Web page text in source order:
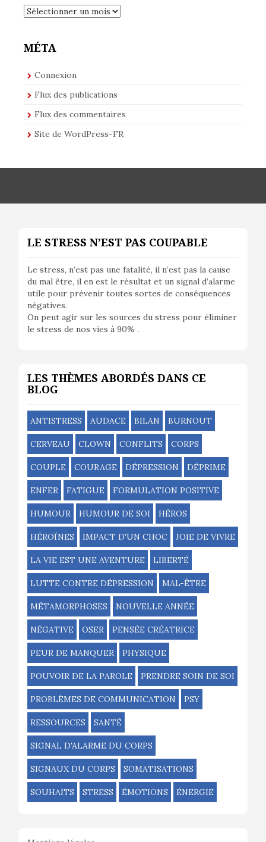
Archives
MÉTA
Connexion
Flux des publications
Flux des commentaires
Site de WordPress-FR
LE STRESS N’EST PAS COUPABLE
Le stress, n’est pas une fatalité, il n’est pas la cause
du mal être, il en est le résultat et un signal d’alarme
utile pour prévenir toutes sortes de conséquences
négatives.
On peut agir sur les sources du stress pour éliminer
le stress de nos vies à 90% .
LES THÈMES ABORDÉS DANS CE
BLOG
ANTISTRESS AUDACE BILAN BURNOUT
CERVEAU CLOWN CONFLITS CORPS
COUPLE COURAGE DÉPRESSION DÉPRIME
ENFER FATIGUE FORMULATION POSITIVE
HUMOUR HUMOUR DE SOI HÉROS
HÉROÏNES IMPACT D'UN CHOC JOIE DE VIVRE
LA VIE EST UNE AVENTURE LIBERTÉ
LUTTE CONTRE DÉPRESSION MAL-ÊTRE
MÉTAMORPHOSES NOUVELLE ANNÉE
NÉGATIVE OSER PENSÉE CRÉATRICE
PEUR DE MANQUER PHYSIQUE
POUVOIR DE LA PAROLE PRENDRE SOIN DE SOI
PROBLÈMES DE COMMUNICATION PSY
RESSOURCES SANTÉ
SIGNAL D'ALARME DU CORPS
SIGNAUX DU CORPS SOMATISATIONS
SOUHAITS STRESS ÉMOTIONS ÉNERGIE